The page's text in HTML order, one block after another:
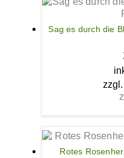
Sag es durch die
zzgl.
Rotes